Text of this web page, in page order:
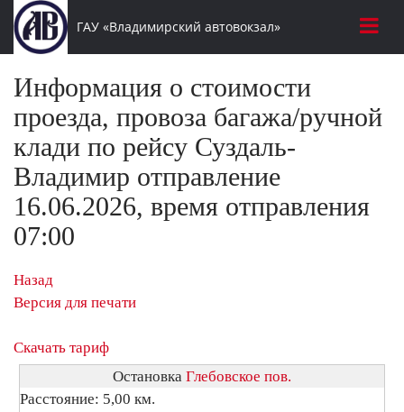
ГАУ «Владимирский автовокзал»
Информация о стоимости
проезда, провоза багажа/ручной
клади по рейсу Суздаль-
Владимир отправление
16.06.2026, время отправления
07:00
Назад
Версия для печати
Скачать тариф
Остановка Глебовское пов.
Расстояние: 5,00 км.